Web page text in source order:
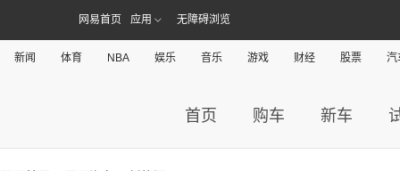
网易首页 应用 无障碍浏览
新闻 体育 NBA 娱乐 音乐 游戏 财经 股票 汽
首页 购车 新车